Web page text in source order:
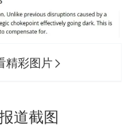
精彩图片
道截图